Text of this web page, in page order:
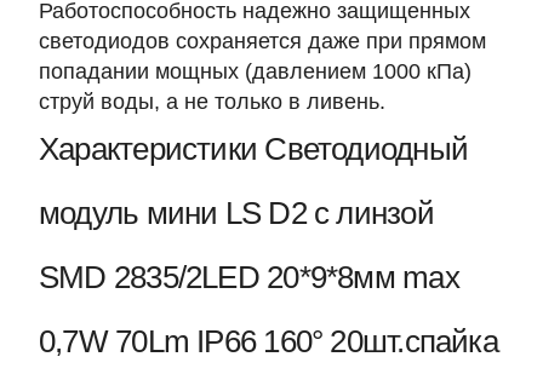
Работоспособность надежно защищенных
светодиодов сохраняется даже при прямом
попадании мощных (давлением 1000 кПа)
струй воды, а не только в ливень.
Характеристики Светодиодный
модуль мини LS D2 с линзой
SMD 2835/2LED 20*9*8мм max
0,7W 70Lm IP66 160° 20шт.спайка